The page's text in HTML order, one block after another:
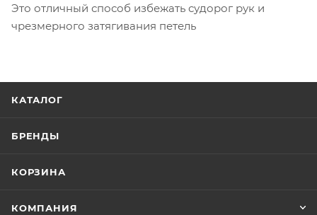
Это отличный способ избежать судорог рук и
чрезмерного затягивания петель
КАТАЛОГ
БРЕНДЫ
КОРЗИНА
КОМПАНИЯ